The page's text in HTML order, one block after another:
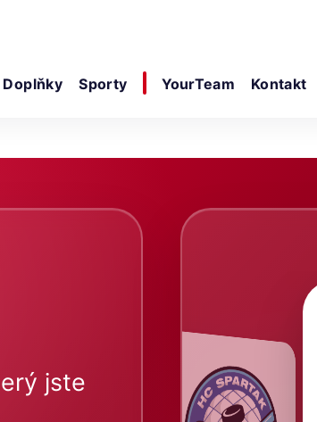
Doplňky Sporty YourTeam Kontakt
jste